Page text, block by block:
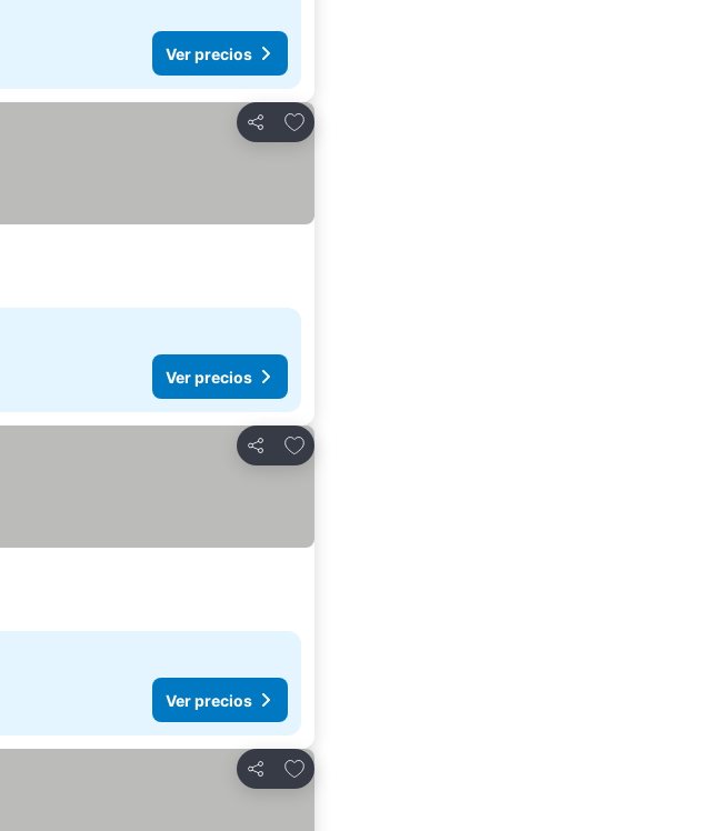
Ver precios
Compartir
Agregar a favoritos
Ver precios
Compartir
Agregar a favoritos
Ver precios
Compartir
Agregar a favoritos